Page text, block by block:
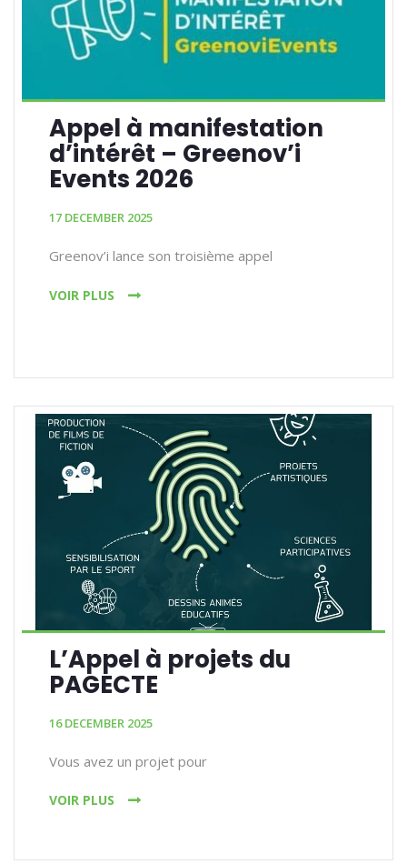
Appel à manifestation
d’intérêt – Greenov’i
Events 2026
17 DECEMBER 2025
Greenov’i lance son troisième appel
VOIR PLUS
L’Appel à projets du
PAGECTE
16 DECEMBER 2025
Vous avez un projet pour
VOIR PLUS